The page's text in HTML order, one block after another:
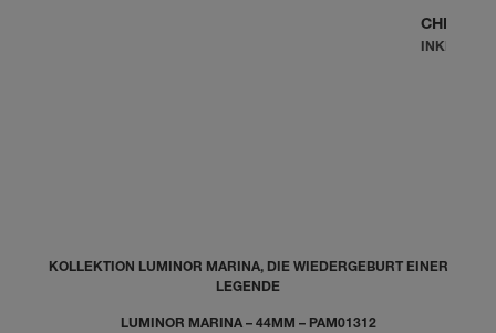
CHF
INKL.
KOLLEKTION LUMINOR MARINA, DIE WIEDERGEBURT EINER
LEGENDE
LUMINOR MARINA – 44MM – PAM01312